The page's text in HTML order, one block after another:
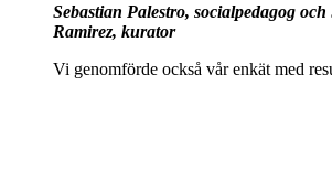
Sebastian Palestro, socialpedagog och
Ramirez, kurator
Vi genomförde också vår enkät med